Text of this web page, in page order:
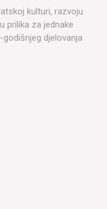
kulturi, razvoju
prilika za jednake
djelovanja